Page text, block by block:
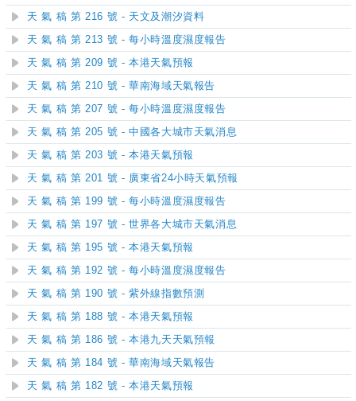
天 氣 稿 第 216 號 - 天文及潮汐資料
天 氣 稿 第 213 號 - 每小時溫度濕度報告
天 氣 稿 第 209 號 - 本港天氣預報
天 氣 稿 第 210 號 - 華南海域天氣報告
天 氣 稿 第 207 號 - 每小時溫度濕度報告
天 氣 稿 第 205 號 - 中國各大城市天氣消息
天 氣 稿 第 203 號 - 本港天氣預報
天 氣 稿 第 201 號 - 廣東省24小時天氣預報
天 氣 稿 第 199 號 - 每小時溫度濕度報告
天 氣 稿 第 197 號 - 世界各大城市天氣消息
天 氣 稿 第 195 號 - 本港天氣預報
天 氣 稿 第 192 號 - 每小時溫度濕度報告
天 氣 稿 第 190 號 - 紫外線指數預測
天 氣 稿 第 188 號 - 本港天氣預報
天 氣 稿 第 186 號 - 本港九天天氣預報
天 氣 稿 第 184 號 - 華南海域天氣報告
天 氣 稿 第 182 號 - 本港天氣預報